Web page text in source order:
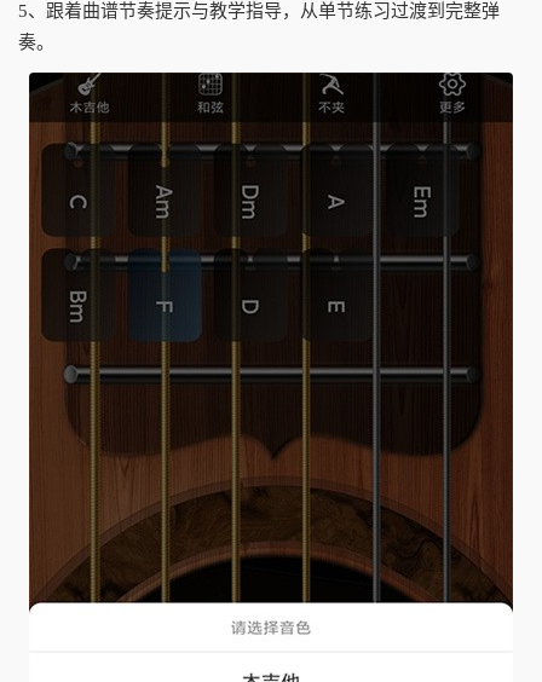
5、跟着曲谱节奏提示与教学指导，从单节练习过渡到完整弹
奏。